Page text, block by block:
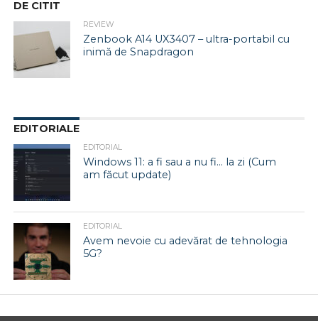
DE CITIT
REVIEW
Zenbook A14 UX3407 – ultra-portabil cu
inimă de Snapdragon
EDITORIALE
EDITORIAL
Windows 11: a fi sau a nu fi… la zi (Cum
am făcut update)
EDITORIAL
Avem nevoie cu adevărat de tehnologia
5G?